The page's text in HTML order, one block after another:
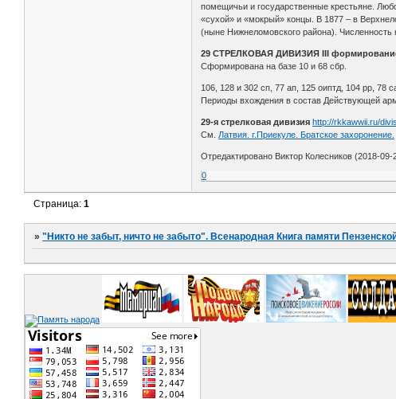
помещичьи и государственные крестьяне.
«сухой» и «мокрый» концы. В 1877 – в
(ныне Нижнеломовского района). Численность
29 СТРЕЛКОВАЯ ДИВИЗИЯ III
Сформирована на базе 10 и 68 сбр.
106, 128 и 302 сп, 77 ап, 125 оиптд, 104 рр, 78
Периоды вхождения в состав Действующей
29-я стрелковая дивизия http://rkkawwii.ru/
См. Латвия. г.Приекуле. Братское захоронение.
Отредактировано Виктор Колесников (2018-09-
0
Страница:1
»"Никто не забыт, ничто не забыто". Всенародная Книга памяти